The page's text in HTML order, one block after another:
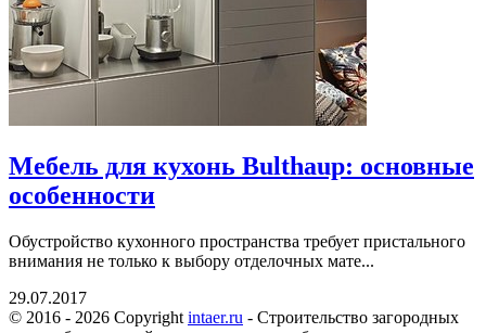
Мебель для кухонь Bulthaup: основные
особенности
Обустройство кухонного пространства требует пристального
внимания не только к выбору отделочных мате...
29.07.2017
© 2016 - 2026 Copyright intaer.ru - Cтроительство загородных